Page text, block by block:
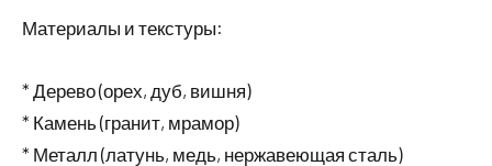
Материалы и текстуры:
* Дерево (орех, дуб, вишня)
* Камень (гранит, мрамор)
* Металл (латунь, медь, нержавеющая сталь)